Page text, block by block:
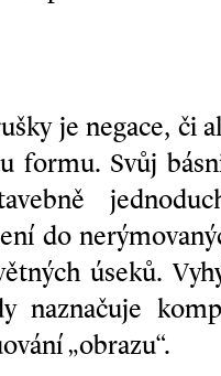
je negace, či
formu. Svůj
do
úseků.
naznačuje
„obrazu“.